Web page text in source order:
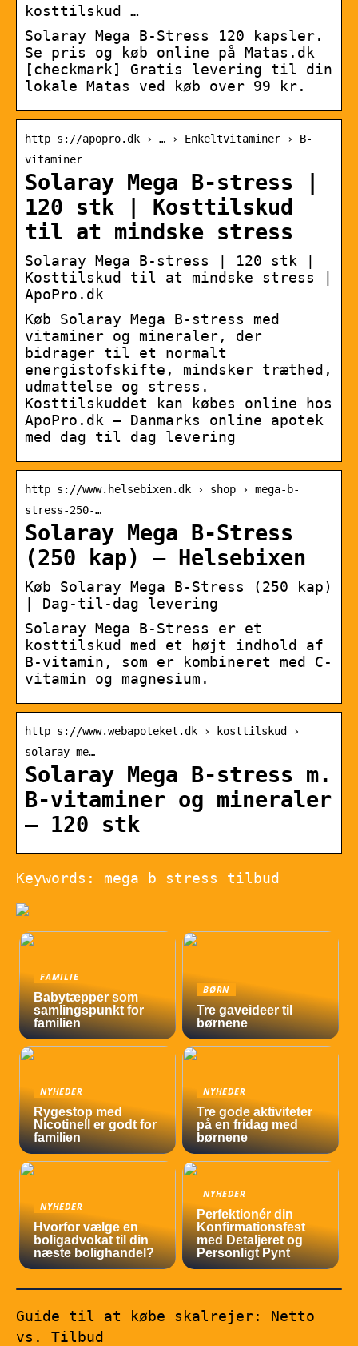
kosttilskud …
Solaray Mega B-Stress 120 kapsler.
Se pris og køb online på Matas.dk
[checkmark] Gratis levering til din
lokale Matas ved køb over 99 kr.
http s://apopro.dk › … › Enkeltvitaminer › B-
vitaminer
Solaray Mega B-stress |
120 stk | Kosttilskud
til at mindske stress
Solaray Mega B-stress | 120 stk |
Kosttilskud til at mindske stress |
ApoPro.dk
Køb Solaray Mega B-stress med
vitaminer og mineraler, der
bidrager til et normalt
energistofskifte, mindsker træthed,
udmattelse og stress.
Kosttilskuddet kan købes online hos
ApoPro.dk – Danmarks online apotek
med dag til dag levering
http s://www.helsebixen.dk › shop › mega-b-
stress-250-…
Solaray Mega B-Stress
(250 kap) – Helsebixen
Køb Solaray Mega B-Stress (250 kap)
| Dag-til-dag levering
Solaray Mega B-Stress er et
kosttilskud med et højt indhold af
B-vitamin, som er kombineret med C-
vitamin og magnesium.
http s://www.webapoteket.dk › kosttilskud ›
solaray-me…
Solaray Mega B-stress m.
B-vitaminer og mineraler
– 120 stk
Keywords: mega b stress tilbud
FAMILIE
Babytæpper som
samlingspunkt for
familien
BØRN
Tre gaveideer til
børnene
NYHEDER
Rygestop med
Nicotinell er godt for
familien
NYHEDER
Tre gode aktiviteter
på en fridag med
børnene
NYHEDER
Hvorfor vælge en
boligadvokat til din
næste bolighandel?
NYHEDER
Perfektionér din
Konfirmationsfest
med Detaljeret og
Personligt Pynt
Guide til at købe skalrejer: Netto
vs. Tilbud